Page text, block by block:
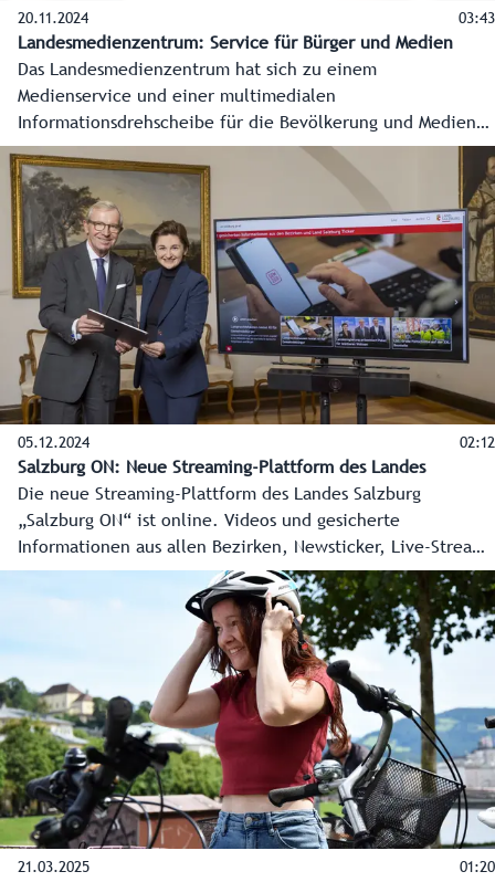
20.11.2024 03:43
Landesmedienzentrum: Service für Bürger und Medien
Das Landesmedienzentrum hat sich zu einem
Medienservice und einer multimedialen
Informationsdrehscheibe für die Bevölkerung und Medien
entwickelt. Damit sind die Salzburgerinnen und Salzburger
jederzeit gesichert, verlässlich und zeitnahe informiert.
Das alles in Krisenzeiten, bei Wahlen oder internationalen
Ereignissen in Salzburg, aber auch im Alltag. Hand in Hand
arbeitet die Redaktion dabei mit den anderen
Fachbereichen Marketing und Internet zusammen. Dreh
und Angelpunkt der Kommunikation sind die
Landeswebsite, die Land Salzburg App inklusive
Sofortnachrichten für die Bezirke und auch der Land
Salzburg Ticker sowie die Social-Media-Kanäle des Landes.
05.12.2024 02:12
Salzburg ON: Neue Streaming-Plattform des Landes
Die neue Streaming-Plattform des Landes Salzburg
„Salzburg ON“ ist online. Videos und gesicherte
Informationen aus allen Bezirken, Newsticker, Live-Streams
und vieles mehr zeigen die ganze Vielfalt des Landes
Salzburg. Landeshauptmann Wilfried Haslauer und
Landeshauptmann-Stellvertreterin Marlene Svazek drückten
vor kurzem symbolisch auf den Startknopf und Salzburg ON
ging online. Entwickelt wurde Salzburg ON von der
Salzburger Firma „kavedo“ mit Sitz in Puch-Urstein. Philipp
Venningen und Martin Kappacher wagten sich mit dem
Projekt auf neues Terrain. So wird Salzburg ON tagtäglich
die wichtigsten Informationen und schönsten Bilder aus
allen Regionen des Landes Salzburg auf die Smartphones
und Bildschirme der Bevölkerung bringen.
21.03.2025 01:20